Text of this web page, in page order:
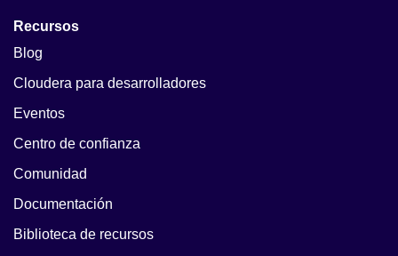
Recursos
Blog
Cloudera para desarrolladores
Eventos
Centro de confianza
Comunidad
Documentación
Biblioteca de recursos